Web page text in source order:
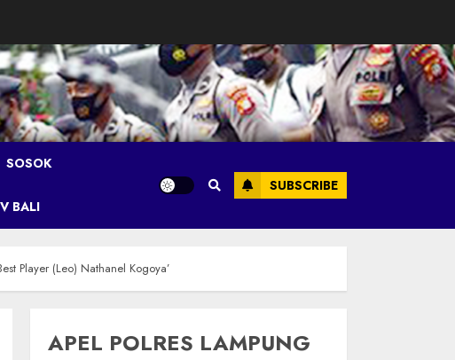
SOSOK
BALI
SUBSCRIBE
Player (Leo) Nathanel Kogoya’
APEL POLRES LAMPUNG